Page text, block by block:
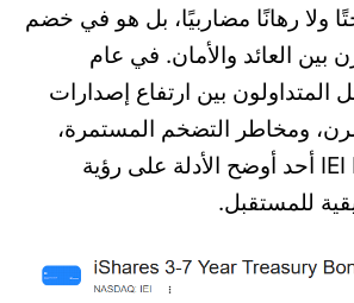
ولا رهانًا مضاربيًا، بل هو في خضم
بين العائد والأمان. في عام
يتنقل المتداولون بين ارتفاع إصدارات
ومخاطر التضخم المستمرة،
يظل صندوق IEI ETF أحد أوضح الأدلة على رؤية
للمستقبل.